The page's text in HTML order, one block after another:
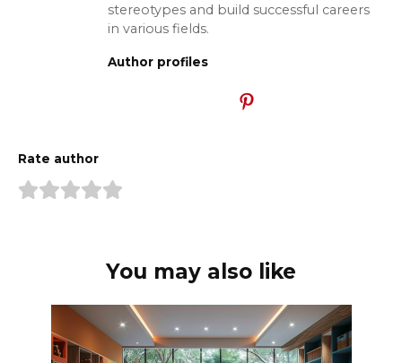
stereotypes and build successful careers
in various fields.
Author profiles
Rate author
You may also like